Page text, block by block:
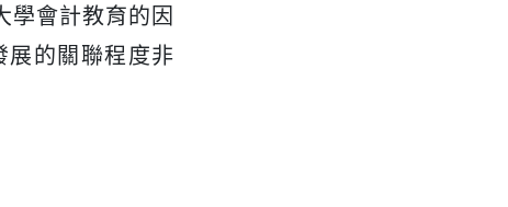
學會計教育的因
的關聯程度非